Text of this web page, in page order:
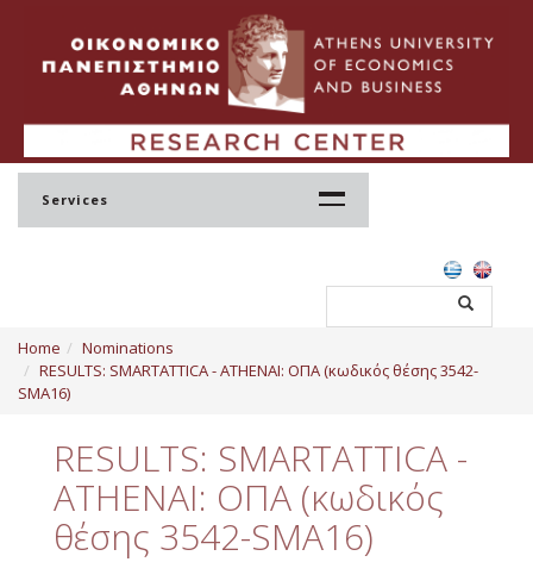
Services
Profile
Administration
Staff
Quality
Home
Nominations
RESULTS: SMARTATTICA - ATHENAI: ΟΠΑ (κωδικός θέσης 3542-
SMA16)
RESULTS: SMARTATTICA -
ATHENAI: ΟΠΑ (κωδικός
θέσης 3542-SMA16)